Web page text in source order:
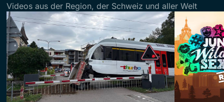
Videos aus der Region, der Schweiz und aller Welt